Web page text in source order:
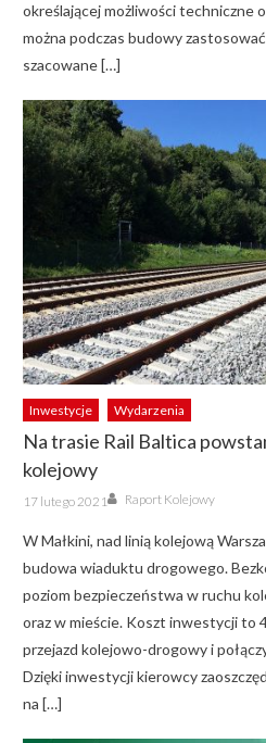
określającej możliwości techniczne
można podczas budowy
szacowane […]
Inwestycje Wydarzenia
Na trasie Rail Baltica
kolejowy
Posted
on
17 lutego 2021 Author
Raport Kolejowy
W Małkini, nad linią kolejową
budowa wiaduktu drogowego.
poziom bezpieczeństwa w ruchu
oraz w mieście. Koszt inwestycji to
przejazd kolejowo-drogowy i
Dzięki inwestycji kierowcy
na […]